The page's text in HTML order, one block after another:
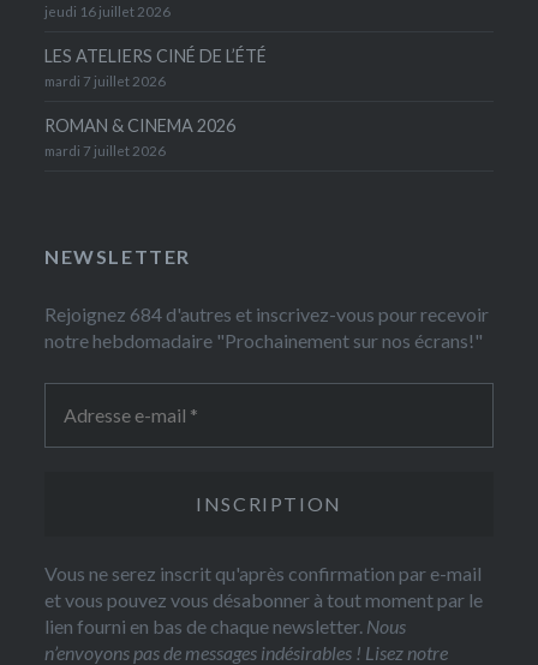
jeudi 16 juillet 2026
LES ATELIERS CINÉ DE L’ÉTÉ
mardi 7 juillet 2026
ROMAN & CINEMA 2026
mardi 7 juillet 2026
NEWSLETTER
Rejoignez 684 d'autres et inscrivez-vous pour recevoir
notre hebdomadaire "Prochainement sur nos écrans!"
Vous ne serez inscrit qu'après confirmation par e-mail
et vous pouvez vous désabonner à tout moment par le
lien fourni en bas de chaque newsletter. Nous
n’envoyons pas de messages indésirables ! Lisez notre